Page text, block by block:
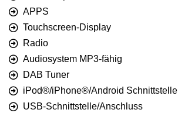
APPS
Touchscreen-Display
Radio
Audiosystem MP3-fähig
DAB Tuner
iPod®/iPhone®/Android Schnittstelle
USB-Schnittstelle/Anschluss